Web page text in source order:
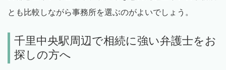
とも比較しながら事務所を選ぶのがよいでしょう。
千里中央駅周辺で相続に強い弁護士をお
探しの方へ